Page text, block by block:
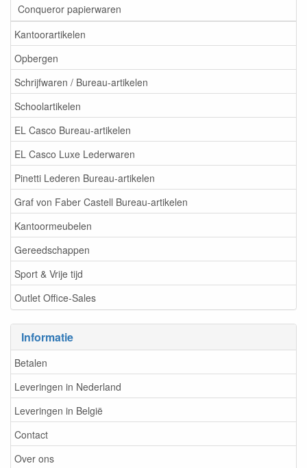
Conqueror papierwaren
Kantoorartikelen
Opbergen
Schrijfwaren / Bureau-artikelen
Schoolartikelen
EL Casco Bureau-artikelen
EL Casco Luxe Lederwaren
Pinetti Lederen Bureau-artikelen
Graf von Faber Castell Bureau-artikelen
Kantoormeubelen
Gereedschappen
Sport & Vrije tijd
Outlet Office-Sales
Informatie
Betalen
Leveringen in Nederland
Leveringen in België
Contact
Over ons